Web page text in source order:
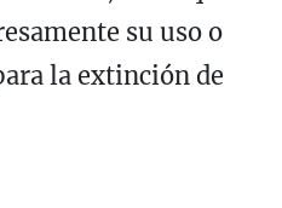
su uso o
la extinción de